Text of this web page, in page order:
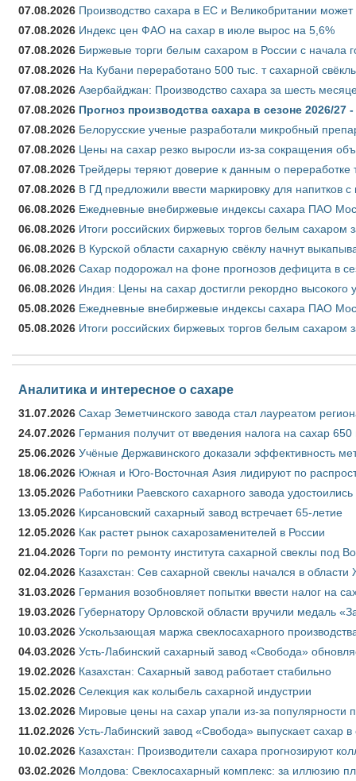
07.08.2026 Производство сахара в ЕС и Великобритании
07.08.2026 Индекс цен ФАО на сахар в июле вырос на 5,6%
07.08.2026 Биржевые торги белым сахаром в России с начала
07.08.2026 На Кубани переработано 500 тыс. т сахарной
07.08.2026 Азербайджан: Производство сахара за шесть
07.08.2026 Прогноз производства сахара в сезоне 2026/
07.08.2026 Белорусские ученые разработали микробный
07.08.2026 Цены на сахар резко выросли из-за сокращения
07.08.2026 Трейдеры теряют доверие к данным о переработке
07.08.2026 В ГД предложили ввести маркировку для напитков
06.08.2026 Ежедневные внебиржевые индексы сахара ПАО
06.08.2026 Итоги российских биржевых торгов белым сахаром
06.08.2026 В Курской области сахарную свёклу начнут
06.08.2026 Сахар подорожал на фоне прогнозов дефицита в
06.08.2026 Индия: Цены на сахар достигли рекордно высокого
05.08.2026 Ежедневные внебиржевые индексы сахара ПАО
05.08.2026 Итоги российских биржевых торгов белым сахаром
Аналитика и интересное о сахаре
31.07.2026 Сахар Земетчинского завода стал лауреатом
24.07.2026 Германия получит от введения налога на сахар
25.06.2026 Учёные Державинского доказали эффективность
18.06.2026 Южная и Юго-Восточная Азия лидируют по
13.05.2026 Работники Раевского сахарного завода удостоились
13.05.2026 Кирсановский сахарный завод встречает 65-летие
12.05.2026 Как растет рынок сахарозаменителей в России
21.04.2026 Торги по ремонту института сахарной свеклы под
02.04.2026 Казахстан: Сев сахарной свеклы начался в области
31.03.2026 Германия возобновляет попытки ввести налог на
19.03.2026 Губернатору Орловской области вручили медаль
10.03.2026 Ускользающая маржа свеклосахарного
04.03.2026 Усть-Лабинский сахарный завод «Свобода»
19.02.2026 Казахстан: Сахарный завод работает стабильно
15.02.2026 Селекция как колыбель сахарной индустрии
13.02.2026 Мировые цены на сахар упали из-за популярности
11.02.2026 Усть-Лабинский завод «Свобода» выпускает сахар в
10.02.2026 Казахстан: Производители сахара прогнозируют
03.02.2026 Молдова: Свеклосахарный комплекс: за иллюзию